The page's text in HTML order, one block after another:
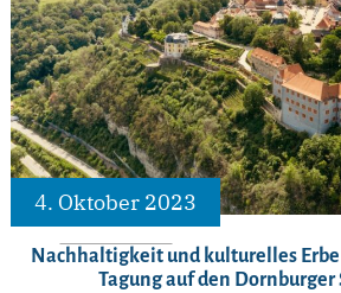
4. Oktober 2023
Nachhaltigkeit und kulturelles
Tagung auf den Dornburger